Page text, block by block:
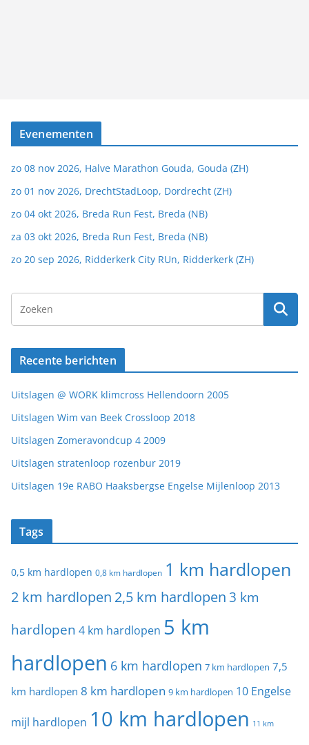
Evenementen
zo 08 nov 2026, Halve Marathon Gouda, Gouda (ZH)
zo 01 nov 2026, DrechtStadLoop, Dordrecht (ZH)
zo 04 okt 2026, Breda Run Fest, Breda (NB)
za 03 okt 2026, Breda Run Fest, Breda (NB)
zo 20 sep 2026, Ridderkerk City RUn, Ridderkerk (ZH)
Recente berichten
Uitslagen @ WORK klimcross Hellendoorn 2005
Uitslagen Wim van Beek Crossloop 2018
Uitslagen Zomeravondcup 4 2009
Uitslagen stratenloop rozenbur 2019
Uitslagen 19e RABO Haaksbergse Engelse Mijlenloop 2013
Tags
0,5 km hardlopen 0,8 km hardlopen 1 km hardlopen
2 km hardlopen 2,5 km hardlopen 3 km
hardlopen 4 km hardlopen 5 km
hardlopen 6 km hardlopen 7 km hardlopen 7,5
km hardlopen 8 km hardlopen 9 km hardlopen 10 Engelse
mijl hardlopen 10 km hardlopen 11 km